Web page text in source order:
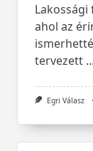
ahol az
tervezett ...
Egri Válasz